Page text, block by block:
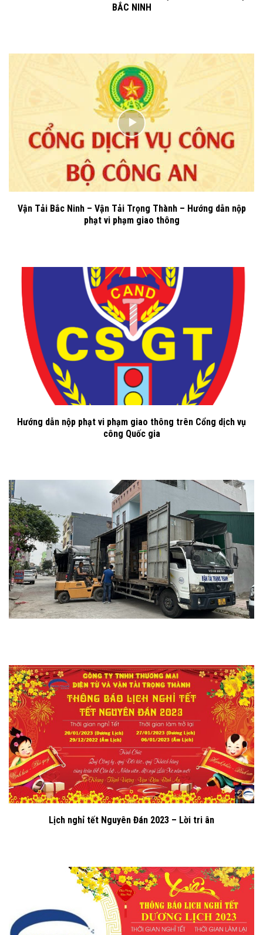
BẮC NINH
Vận Tải Bắc Ninh – Vận Tải Trọng Thành – Hướng dẫn nộp
phạt vi phạm giao thông
Hướng dẫn nộp phạt vi phạm giao thông trên Cổng dịch vụ
công Quốc gia
Lịch nghỉ tết Nguyên Đán 2023 – Lời tri ân